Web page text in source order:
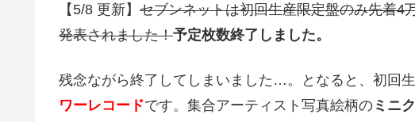
【5/8 更新】 セブンネットは初回生産限定盤のみ先着4
発表されました！予定枚数終了しました。
残念ながら終了してしまいました…。となると、初回
ワーレコードです。集合アーティスト写真絵柄の ミニ